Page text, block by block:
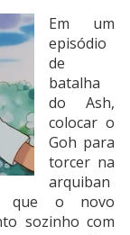
Em um
episódio
de
batalha
do Ash,
colocar o
Goh para
torcer na
arquiban
que o novo
sozinho com